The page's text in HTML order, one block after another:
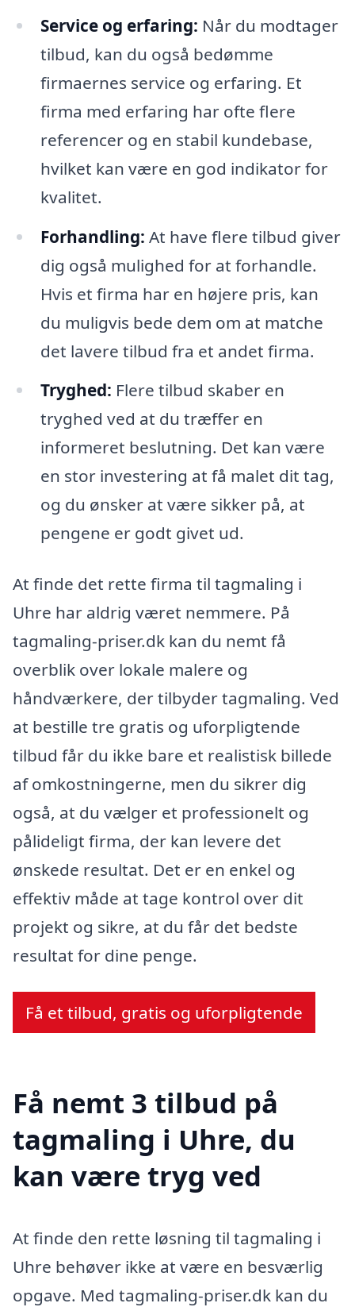
Service og erfaring: Når du modtager
tilbud, kan du også bedømme
firmaernes service og erfaring. Et
firma med erfaring har ofte flere
referencer og en stabil kundebase,
hvilket kan være en god indikator for
kvalitet.
Forhandling: At have flere tilbud giver
dig også mulighed for at forhandle.
Hvis et firma har en højere pris, kan
du muligvis bede dem om at matche
det lavere tilbud fra et andet firma.
Tryghed: Flere tilbud skaber en
tryghed ved at du træffer en
informeret beslutning. Det kan være
en stor investering at få malet dit tag,
og du ønsker at være sikker på, at
pengene er godt givet ud.
At finde det rette firma til tagmaling i
Uhre har aldrig været nemmere. På
tagmaling-priser.dk kan du nemt få
overblik over lokale malere og
håndværkere, der tilbyder tagmaling. Ved
at bestille tre gratis og uforpligtende
tilbud får du ikke bare et realistisk billede
af omkostningerne, men du sikrer dig
også, at du vælger et professionelt og
pålideligt firma, der kan levere det
ønskede resultat. Det er en enkel og
effektiv måde at tage kontrol over dit
projekt og sikre, at du får det bedste
resultat for dine penge.
Få et tilbud, gratis og uforpligtende
Få nemt 3 tilbud på
tagmaling i Uhre, du
kan være tryg ved
At finde den rette løsning til tagmaling i
Uhre behøver ikke at være en besværlig
opgave. Med tagmaling-priser.dk kan du